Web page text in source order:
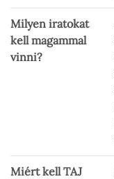
Milyen iratokat
kell magammal
vinni?
Miért kell TAJ